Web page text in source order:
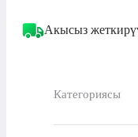
Акысыз
Категориясы